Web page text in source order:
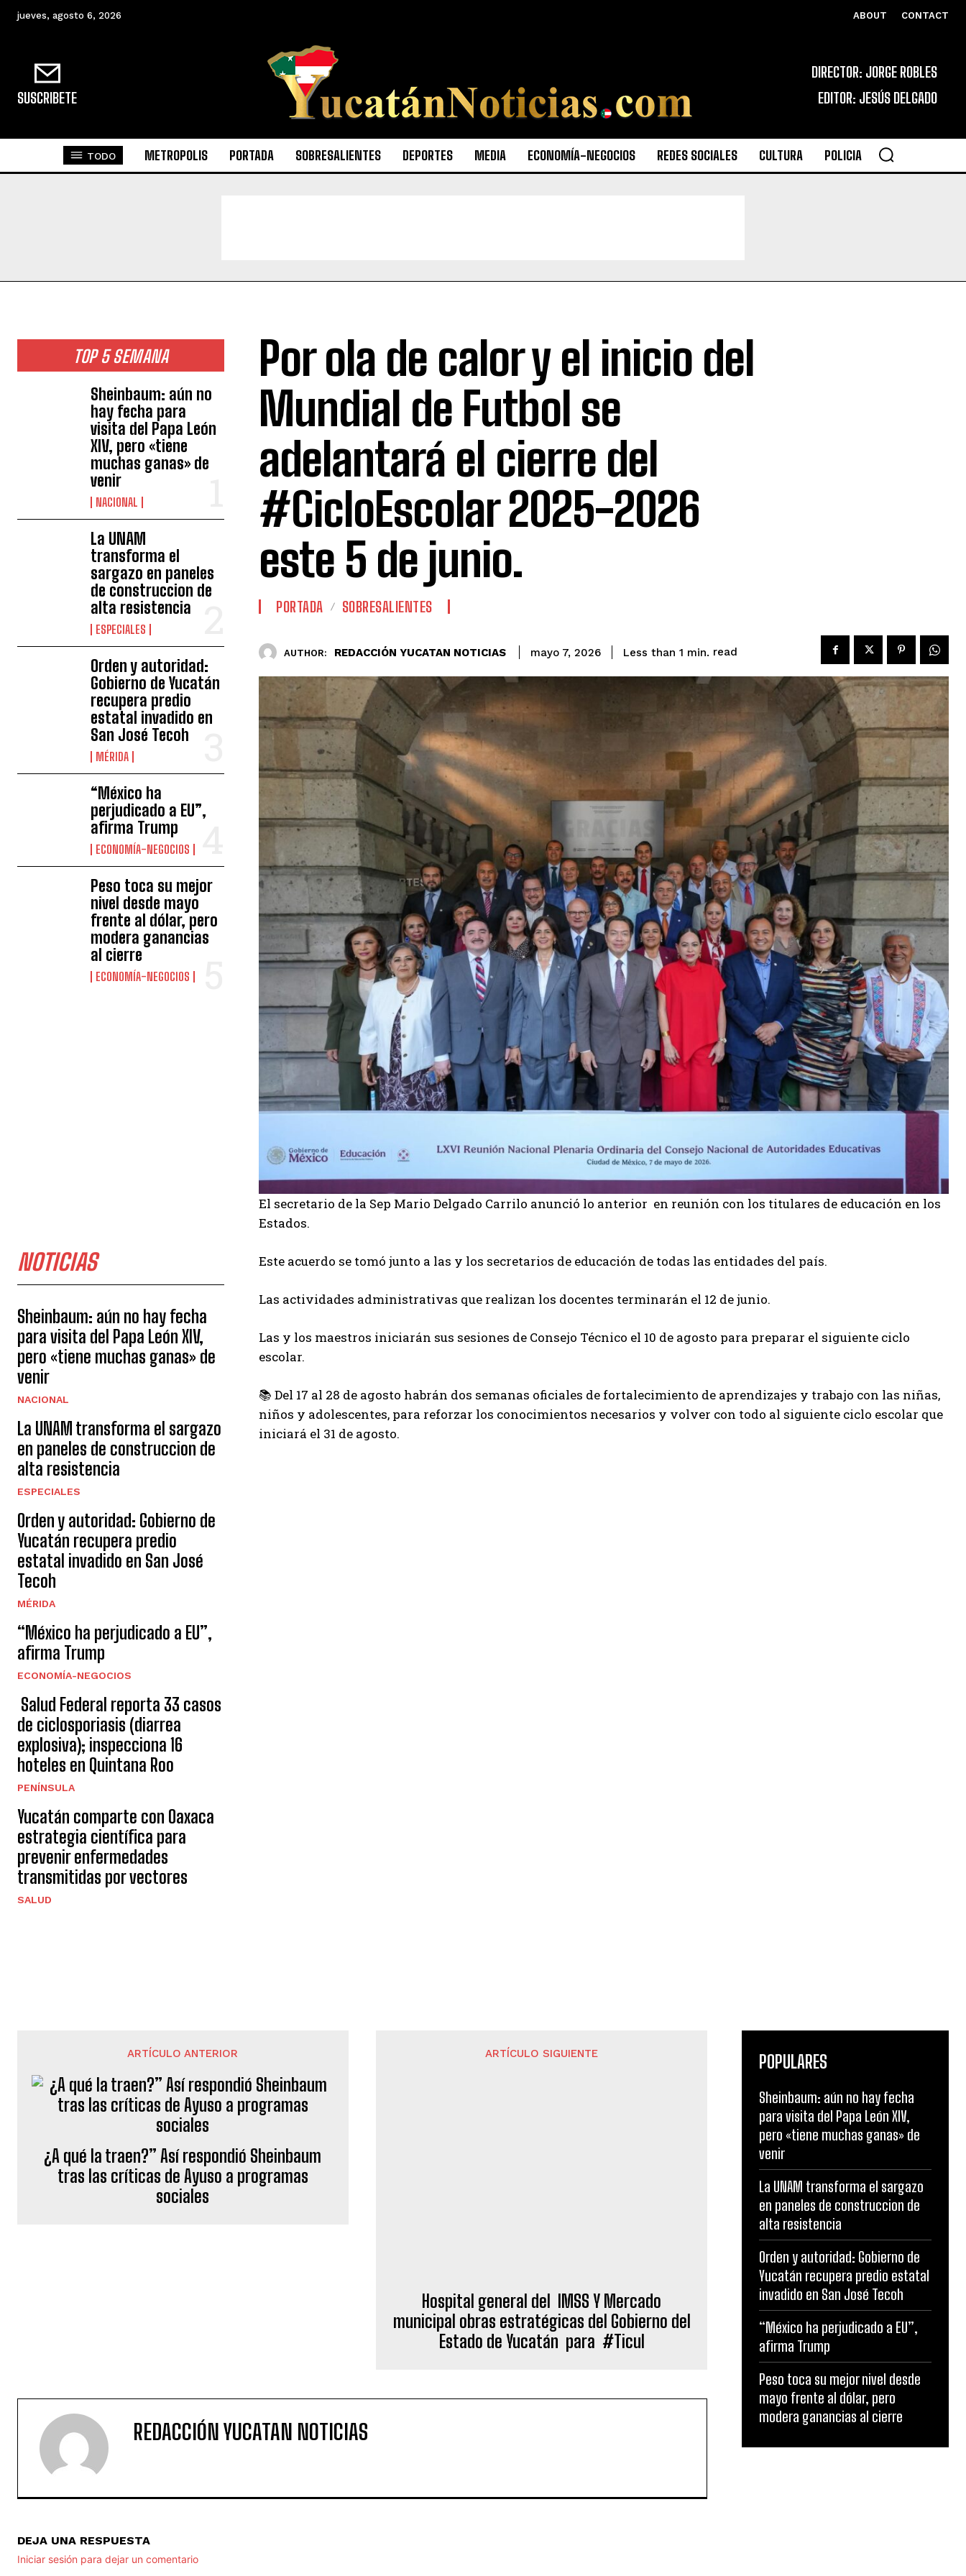
jueves, agosto 6, 2026 ABOUT CONTACT
SUSCRIBETE
DIRECTOR: JORGE ROBLES
EDITOR: JESÚS DELGADO
TODO METROPOLIS PORTADA SOBRESALIENTES DEPORTES MEDIA ECONOMÍA-NEGOCIOS REDES SOCIALES CULTURA POLICIA
TOP 5 SEMANA
Sheinbaum: aún no
hay fecha para
visita del Papa León
XIV, pero «tiene
muchas ganas» de
venir
NACIONAL
La UNAM
transforma el
sargazo en paneles
de construccion de
alta resistencia
ESPECIALES
Orden y autoridad:
Gobierno de Yucatán
recupera predio
estatal invadido en
San José Tecoh
MÉRIDA
“México ha
perjudicado a EU”,
afirma Trump
ECONOMÍA-NEGOCIOS
Peso toca su mejor
nivel desde mayo
frente al dólar, pero
modera ganancias
al cierre
ECONOMÍA-NEGOCIOS
NOTICIAS
Sheinbaum: aún no hay fecha
para visita del Papa León XIV,
pero «tiene muchas ganas» de
venir
NACIONAL
La UNAM transforma el sargazo
en paneles de construccion de
alta resistencia
ESPECIALES
Orden y autoridad: Gobierno de
Yucatán recupera predio
estatal invadido en San José
Tecoh
MÉRIDA
“México ha perjudicado a EU”,
afirma Trump
ECONOMÍA-NEGOCIOS
Salud Federal reporta 33 casos
de ciclosporiasis (diarrea
explosiva); inspecciona 16
hoteles en Quintana Roo
PENÍNSULA
Yucatán comparte con Oaxaca
estrategia científica para
prevenir enfermedades
transmitidas por vectores
SALUD
Por ola de calor y el inicio del
Mundial de Futbol se
adelantará el cierre del
#CicloEscolar 2025-2026
este 5 de junio.
PORTADA SOBRESALIENTES
AUTHOR: REDACCIÓN YUCATAN NOTICIAS mayo 7, 2026 Less than 1 min. read
El secretario de la Sep Mario Delgado Carrilo anunció lo anterior en reunión con los titulares de educación en los
Estados.
Este acuerdo se tomó junto a las y los secretarios de educación de todas las entidades del país.
Las actividades administrativas que realizan los docentes terminarán el 12 de junio.
Las y los maestros iniciarán sus sesiones de Consejo Técnico el 10 de agosto para preparar el siguiente ciclo
escolar.
📚 Del 17 al 28 de agosto habrán dos semanas oficiales de fortalecimiento de aprendizajes y trabajo con las niñas,
niños y adolescentes, para reforzar los conocimientos necesarios y volver con todo al siguiente ciclo escolar que
iniciará el 31 de agosto.
ARTÍCULO ANTERIOR
¿A qué la traen?” Así respondió Sheinbaum
tras las críticas de Ayuso a programas
sociales
ARTÍCULO SIGUIENTE
DEJA UNA RESPUESTA
Iniciar sesión para dejar un comentario
POPULARES
Sheinbaum: aún no hay fecha
para visita del Papa León XIV,
pero «tiene muchas ganas» de
venir
La UNAM transforma el sargazo
en paneles de construccion de
alta resistencia
Orden y autoridad: Gobierno de
Yucatán recupera predio estatal
invadido en San José Tecoh
“México ha perjudicado a EU”,
afirma Trump
Peso toca su mejor nivel desde
mayo frente al dólar, pero
modera ganancias al cierre
YUCATÁN